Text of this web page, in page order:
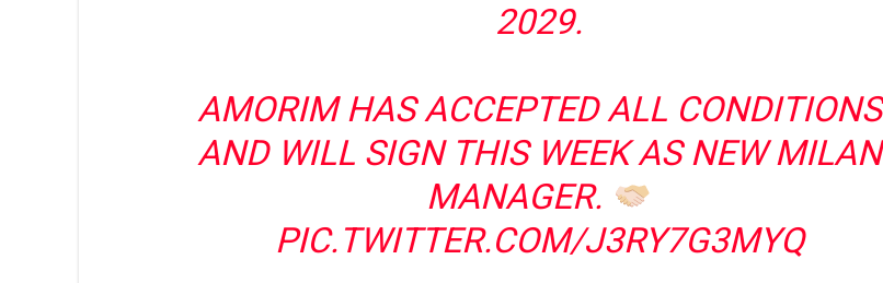
2029.
AMORIM HAS ACCEPTED ALL CONDITIONS
AND WILL SIGN THIS WEEK AS NEW MILAN
MANAGER.
PIC.TWITTER.COM/J3RY7G3MYQ